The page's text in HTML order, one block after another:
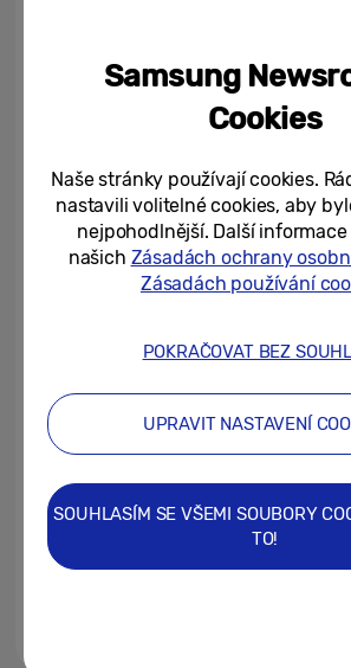
Od sci-fi k
ohromili
29/04/2026
Samsung
Office
ambasadorů
studentů
Vynález
ústavu
handicapem
Samsung
Cookies
Naše stránky používají cookies.
nastavili volitelné cookies, aby
nejpohodlnější. Další
našich Zásadách ochrany
Zásadách používání
POKRAČOVAT BEZ
UPRAVIT NASTAVENÍ
SOUHLASÍM SE VŠEMI SOUBORY
TO!